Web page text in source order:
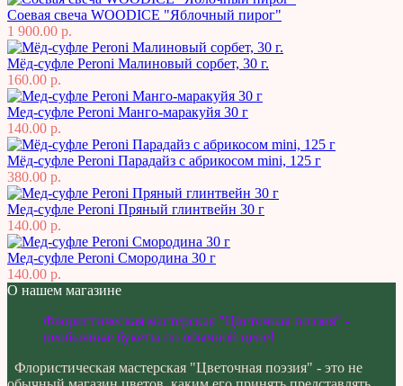
Соевая свеча WOODICE "Яблочный пирог"
1 900.00 р.
Мёд-суфле Peroni Малиновый сорбет, 30 г.
160.00 р.
Мед-суфле Peroni Манго-маракуйя 30 г
140.00 р.
Мёд-суфле Peroni Парадайз с абрикосом mini, 125 г
380.00 р.
Мед-суфле Peroni Пряный глинтвейн 30 г
140.00 р.
Мед-суфле Peroni Смородина 30 г
140.00 р.
О нашем магазине
Флористическая мастерская "Цветочная поэзия" -
необычные букеты по обычной цене!
Флористическая мастерская "Цветочная поэзия" - это не